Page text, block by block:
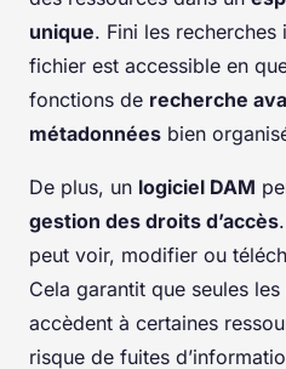
unique. Fini les
fichier est accessible en
fonctions de recherche
métadonnées bien
De plus, un logiciel DAM
gestion des droits d’accès
peut voir, modifier ou
Cela garantit que seules
accèdent à certaines
risque de fuites